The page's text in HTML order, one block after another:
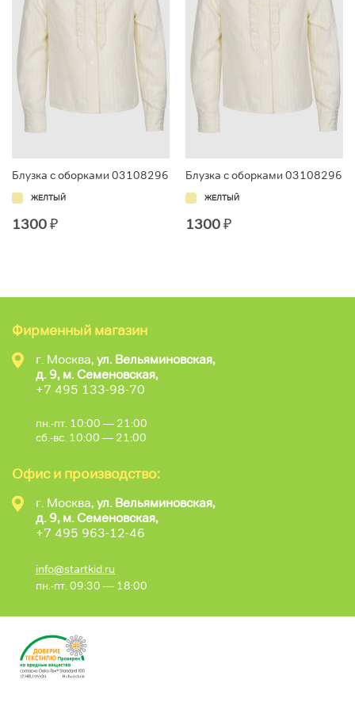
Блузка с оборками 03108296
ЖЕЛТЫЙ
1300₽
Блузка с оборками 03108296
ЖЕЛТЫЙ
1300₽
Фирменный магазин
г. Москва, ул. Вельяминовская,
д. 9, м. Семеновская,
+7 495 133-98-70
пн.-пт. 10:00 — 21:00
сб.-вс. 10:00 — 21:00
Офис и производство:
г. Москва, ул. Вельяминовская,
д. 9, м. Семеновская,
+7 495 963-12-46
info@startkid.ru
пн.-пт. 09:30 — 18:00